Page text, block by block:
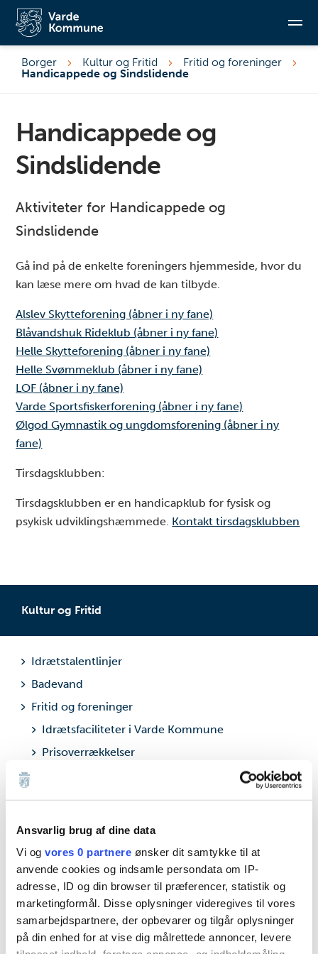
Ansvarlig brug af dine data
Vi og vores 0 partnere ønsker dit samtykke til at
anvende cookies og indsamle persondata om IP-
adresse, ID og din browser til præferencer, statistik og
marketingformål. Disse oplysninger videregives til vores
samarbejdspartnere, der opbevarer og tilgår oplysninger
på din enhed for at vise dig målrettede annoncer, levere
Borger Kultur og Fritid
Fritid og foreninger
Handicappede og Sindslidende
Handicappede og
Sindslidende
Aktiviteter for Handicappede og
Sindslidende
Gå ind på de enkelte foreningers hjemmeside, hvor du
kan læse mere om hvad de kan tilbyde.
Alslev Skytteforening (åbner i ny fane)
Blåvandshuk Rideklub (åbner i ny fane)
Helle Skytteforening (åbner i ny fane)
Helle Svømmeklub (åbner i ny fane)
LOF (åbner i ny fane)
Varde Sportsfiskerforening (åbner i ny fane)
Ølgod Gymnastik og ungdomsforening (åbner i ny
fane)
Tirsdagsklubben:
Tirsdagsklubben er en handicapklub for fysisk og
psykisk udviklingshæmmede. Kontakt tirsdagsklubben
Kultur og Fritid
Idrætstalentlinjer
Badevand
Fritid og foreninger
Idrætsfaciliteter i Varde Kommune
Prisoverrækkelser
Junior- og ungdomsklubber
Foreningsportalen
Danmarks bedste foreningskommune
Kulturelle tilbud
Aftenskoler